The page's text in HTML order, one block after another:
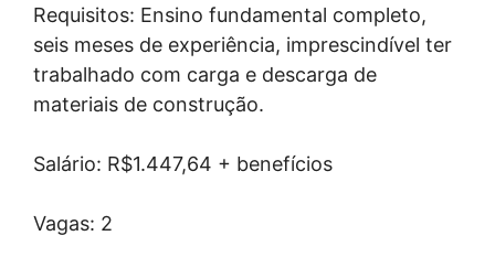
Requisitos: Ensino fundamental completo,
seis meses de experiência, imprescindível ter
trabalhado com carga e descarga de
materiais de construção.
Salário: R$1.447,64 + benefícios
Vagas: 2